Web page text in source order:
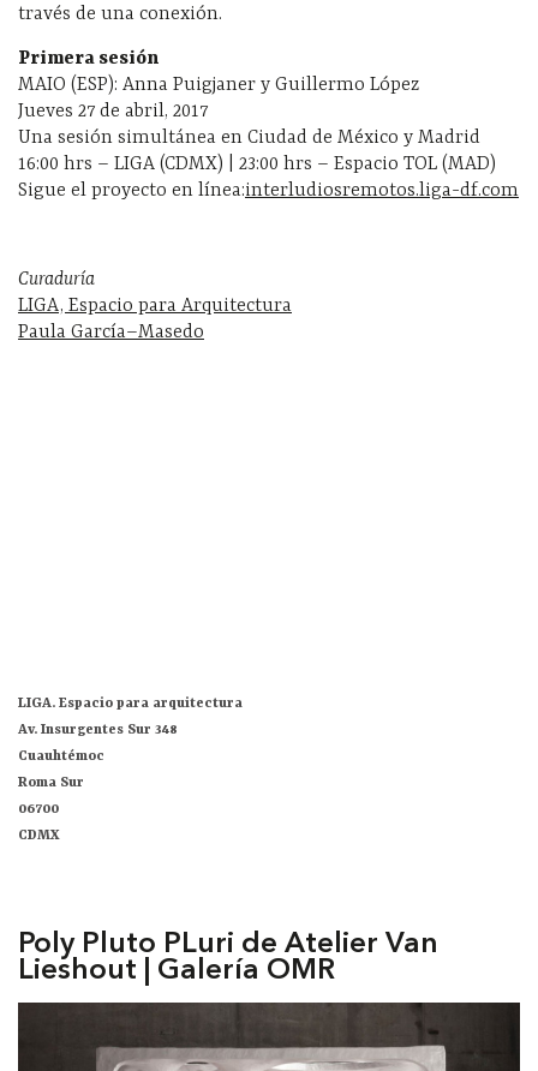
través de una conexión.
Primera sesión
MAIO (ESP): Anna Puigjaner y Guillermo López
Jueves 27 de abril, 2017
Una sesión simultánea en Ciudad de México y Madrid
16:00 hrs – LIGA (CDMX) | 23:00 hrs – Espacio TOL (MAD)
Sigue el proyecto en línea:interludiosremotos.liga-df.com
Curaduría
LIGA, Espacio para Arquitectura
Paula García–Masedo
LIGA. Espacio para arquitectura
Av. Insurgentes Sur 348
Cuauhtémoc
Roma Sur
06700
CDMX
Poly Pluto PLuri de Atelier Van
Lieshout | Galería OMR